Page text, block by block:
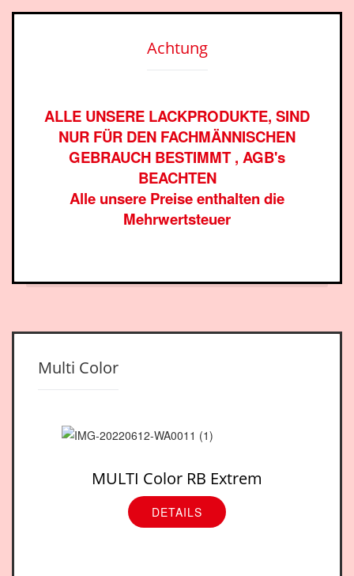
Achtung
ALLE UNSERE LACKPRODUKTE, SIND
NUR FÜR DEN FACHMÄNNISCHEN
GEBRAUCH BESTIMMT , AGB's
BEACHTEN
Alle unsere Preise enthalten die
Mehrwertsteuer
Multi Color
MULTI Color RB Extrem
DETAILS